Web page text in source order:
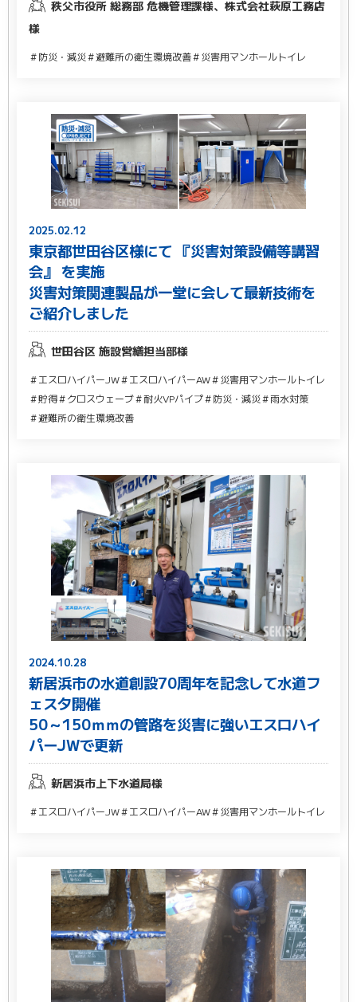
秩父市役所 総務部 危機管理課様、株式会社萩原工務店
様
＃防災・減災＃避難所の衛生環境改善＃災害用マンホールトイレ
2025.02.12
東京都世⽥⾕区様にて 『災害対策設備等講習
会』 を実施
災害対策関連製品が⼀堂に会して最新技術を
ご紹介しました
世田谷区 施設営繕担当部様
＃エスロハイパーJW＃エスロハイパーAW＃災害用マンホールトイレ
＃貯得＃クロスウェーブ＃耐火VPパイプ＃防災・減災＃雨水対策
＃避難所の衛生環境改善
2024.10.28
新居浜市の水道創設70周年を記念して水道フ
ェスタ開催
50～150ｍｍの管路を災害に強いエスロハイ
パーJWで更新
新居浜市上下水道局様
＃エスロハイパーJW＃エスロハイパーAW＃災害用マンホールトイレ